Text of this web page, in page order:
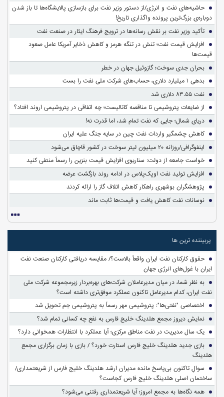
حاشیه‌های نفت و انرژی/از دستور وزیر نفت برای بازسازی پالایشگاه‌ها تا باز شدن
دوباره‌ی بزرگ‌ترین پرونده واگذاری تاریخ!
تأکید وزیر نفت بر نقش رسانه‌ها در ترویج فرهنگ ایثار در صنعت نفت
افزایش قیمت نفت؛ تنش در تنگه هرمز و کاهش ذخایر آمریکا عامل صعود
قیمت‌ها
بحران جدی سوخت؛ گازوئیل جهان در خطر
بدهی ۱ میلیارد دلاری، حساب‌های شرکت ملی نفت را بست
نفت ۸۳.۵۵ دلاری شد
از ضایعات پتروشیمی تا مناقصه کاتالیست؛ چه اتفاقی در پتروشیمی اروند افتاد؟
دریای شمال؛ جایی که نفت تمام شد، اما قدرت نه!
کاهش چشمگیر واردات نفت چین در سایه جنگ علیه ایران
اینفوگرافی/روزانه ۲۰ میلیون لیتر سوخت در کشور قاچاق می‌شود
خواست جامعه از دولت: سناریوی افزایش قیمت بنزین را رسماً منتفی کنید
افزایش تولید نفت اوپک‌پلاس در ادامه روند بازگشت عرضه
پژوهشگران بوشهری راهکار کاهش اتلاف گاز را ارائه کردند
نوسانات نفت کاهش یافت و قیمت‌ها ثابت ماند
پربیننده ترین ها
حقوق کارکنان نفت ایران واقعاً بالاست؟/ مقایسه دریافتی کارکنان صنعت نفت
ایران با غول‌های انرژی جهان
به نظر شما، در میان مدیرعاملان شرکت‌های بهره‌بردار زیرمجموعه شرکت ملی
نفت ایران، کدام مدیرعامل تاکنون عملکرد موفق‌تری داشته است؟
اختصاصی "نفتی‌ها": پتروشیمی مهر رسماً به پتروشیمی جم تحویل شد
نمایش دیروز مجمع هلدینگ خلیج فارس به نفع چه کسانی تمام شد؟
یک سال مدیریت در نفت مناطق مرکزی؛ آیا عملکرد با انتظارات همخوانی دارد؟
بازی جدید هلدینگ خلیج فارس استارت خورد؟ / بازی با زمان برگزاری مجمع
هلدینگ
سوالِ تاکنون بی‌پاسخ مانده مدیران ارشد هلدینگ خلیج فارس از شریعتمداری/
ساختمان اصلی هلدینگ خلیج فارس کجاست؟
همه نگاه‌ها به مجمع امروز؛ آیا شریعتمداری رفتنی می‌شود؟